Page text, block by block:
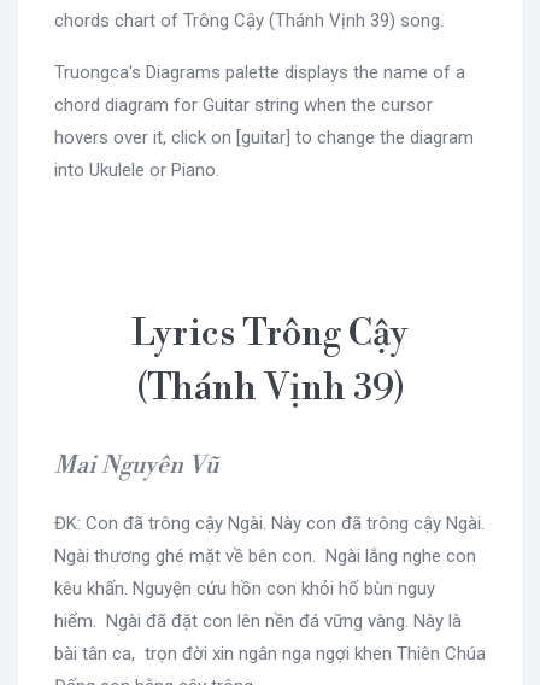
chords chart of Trông Cậy (Thánh Vịnh 39) song.
Truongca's Diagrams palette displays the name of a
chord diagram for Guitar string when the cursor
hovers over it, click on [guitar] to change the diagram
into Ukulele or Piano.
Lyrics Trông Cậy
(Thánh Vịnh 39)
Mai Nguyên Vũ
ĐK: Con đã trông cậy Ngài. Này con đã trông cậy Ngài.
Ngài thương ghé mặt về bên con. Ngài lắng nghe con
kêu khấn. Nguyện cứu hồn con khỏi hố bùn nguy
hiểm. Ngài đã đặt con lên nền đá vững vàng. Này là
bài tân ca, trọn đời xin ngân nga ngợi khen Thiên Chúa